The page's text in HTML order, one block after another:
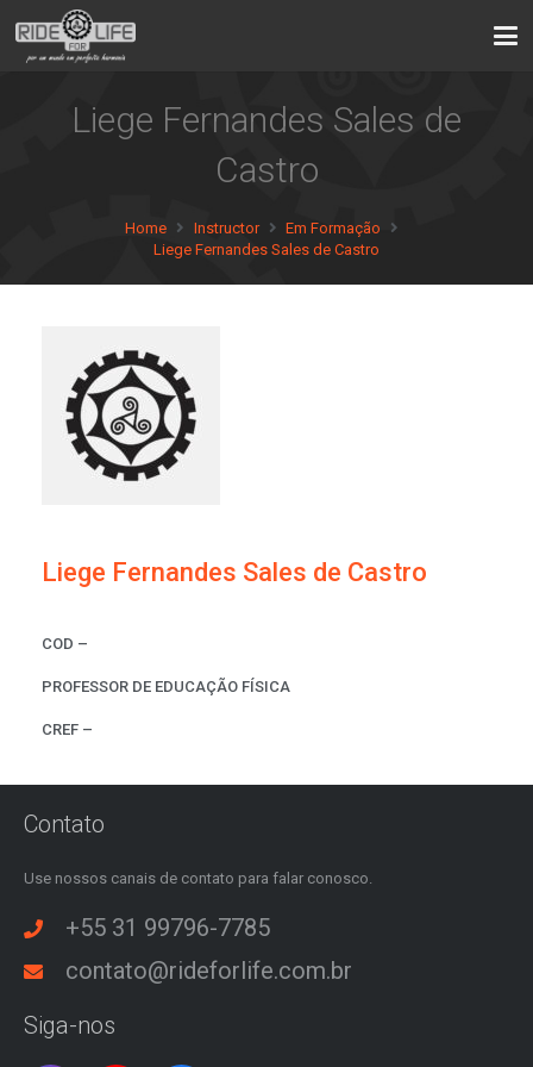
Liege Fernandes Sales de
Castro
Home Instructor
Em Formação
Liege Fernandes Sales de Castro
Liege Fernandes Sales de Castro
COD –
PROFESSOR DE EDUCAÇÃO FÍSICA
CREF –
Contato
Use nossos canais de contato para falar conosco.
+55 31 99796-7785
contato@rideforlife.com.br
Siga-nos